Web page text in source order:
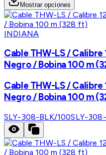
Mostrar opciones
INDIANA
Cable THW-LS / Calibre
Negro / Bobina 100 m
Cable THW-LS / Calibre
Negro / Bobina 100 m
SLY-308-BLK/100SLY-